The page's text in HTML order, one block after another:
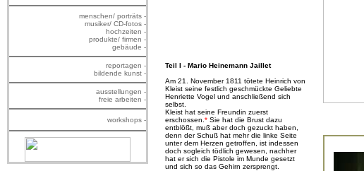
Teil I - Mario Heinemann Jaillet
Am 21. November 1811 tötete Heinrich von
Kleist seine festlich geschmückte Geliebte
Henriette Vogel und anschließend sich
selbst.
Kleist hat seine Freundin zuerst
erschossen. * Sie hat die Brust dazu
entblößt, muß aber doch gezuckt haben,
denn der Schuß hat mehr die linke Seite
unter dem Herzen getroffen, ist indessen
doch sogleich tödlich gewesen, nachher
hat er sich die Pistole im Munde gesetzt
und sich so das Gehirn zersprengt.
menschen/ porträts -
musiker/ CD-fotos -
hochzeiten -
produkte/ firmen -
gebäude -
reportagen -
bildende kunst -
ausstellungen -
freie arbeiten -
workshops -